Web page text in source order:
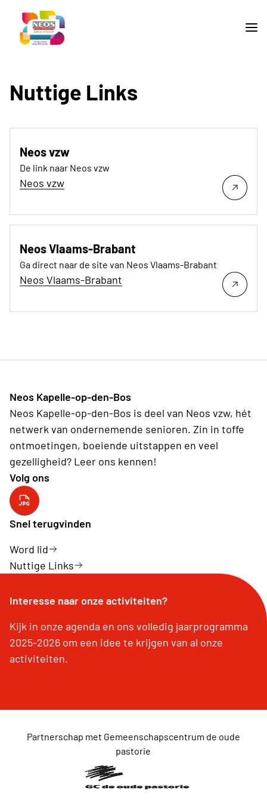
Nuttige Links
Neos vzw
De link naar Neos vzw
Neos vzw
Neos Vlaams-Brabant
Ga direct naar de site van Neos Vlaams-Brabant
Neos Vlaams-Brabant
Neos Kapelle-op-den-Bos
Neos Kapelle-op-den-Bos is deel van Neos vzw, hét
netwerk van ondernemende senioren. Zin in toffe
ontmoetingen, boeiende uitstappen en veel
gezelligheid? Leer ons kennen!
Volg ons
YouTube kanaal
Snel terugvinden
Word lid
Nuttige Links
Interesse naar onze activiteiten?
Kijk in onze agenda en ons volledig jaarprogramma
2025-2026 om een idee te krijgen van al onze
activiteiten.
Partnerschap met Gemeenschapscentrum de oude
pastorie